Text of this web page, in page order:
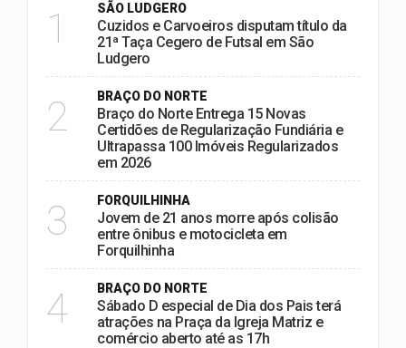
1 SÃO LUDGERO
Cuzidos e Carvoeiros disputam título da
21ª Taça Cegero de Futsal em São
Ludgero
2 BRAÇO DO NORTE
Braço do Norte Entrega 15 Novas
Certidões de Regularização Fundiária e
Ultrapassa 100 Imóveis Regularizados
em 2026
3 FORQUILHINHA
Jovem de 21 anos morre após colisão
entre ônibus e motocicleta em
Forquilhinha
4 BRAÇO DO NORTE
Sábado D especial de Dia dos Pais terá
atrações na Praça da Igreja Matriz e
comércio aberto até as 17h